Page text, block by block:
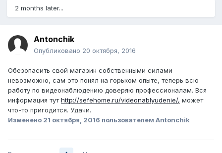
2 months later...
Antonchik
Опубликовано 20 октября, 2016
Обезопасить свой магазин собственными силами
невозможно, сам это понял на горьком опыте, теперь всю
работу по видеонаблюдению доверяю профессионалам. Вся
информация тутhttp://sefehome.ru/videonablyudenie/, может
что-то пригодится. Удачи.
Изменено 21 октября, 2016 пользователем Antonchik